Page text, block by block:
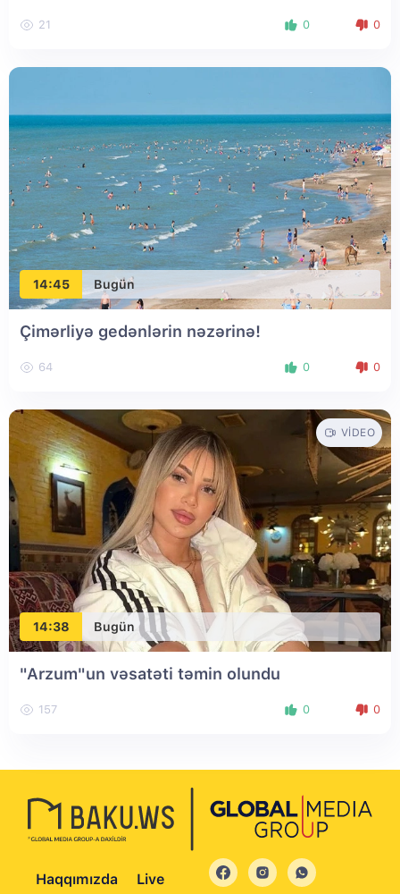
21 0 0
14:45 Bugün
Çimərliyə gedənlərin nəzərinə!
64 0 0
14:38 Bugün
VIDEO
"Arzum"un vəsatəti təmin olundu
157 0 0
Haqqımızda Live